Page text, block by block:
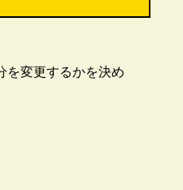
を変更するかを決め